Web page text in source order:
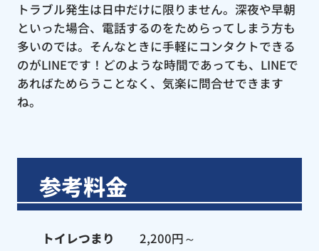
トラブル発生は日中だけに限りません。深夜や早朝
といった場合、電話するのをためらってしまう方も
多いのでは。そんなときに手軽にコンタクトできる
のがLINEです！どのような時間であっても、LINEで
あればためらうことなく、気楽に問合せできます
ね。
参考料金
トイレつまり 2,200円～